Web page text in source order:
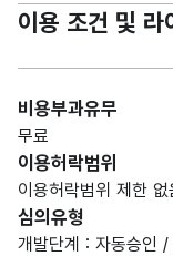
이용 조건 및 라
비용부과유무
무료
이용허락범위
이용허락범위 제한 없
심의유형
개발단계 : 자동승인